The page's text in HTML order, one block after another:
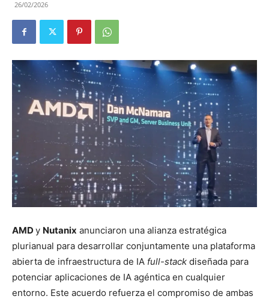
26/02/2026
AMD y Nutanix anunciaron una alianza estratégica
plurianual para desarrollar conjuntamente una plataforma
abierta de infraestructura de IA full-stack diseñada para
potenciar aplicaciones de IA agéntica en cualquier
entorno. Este acuerdo refuerza el compromiso de ambas